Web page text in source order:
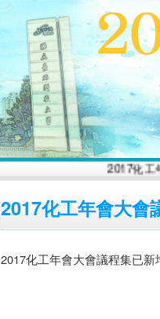
2017化工
2017化工年會大會
2017化工年會大會議程集已